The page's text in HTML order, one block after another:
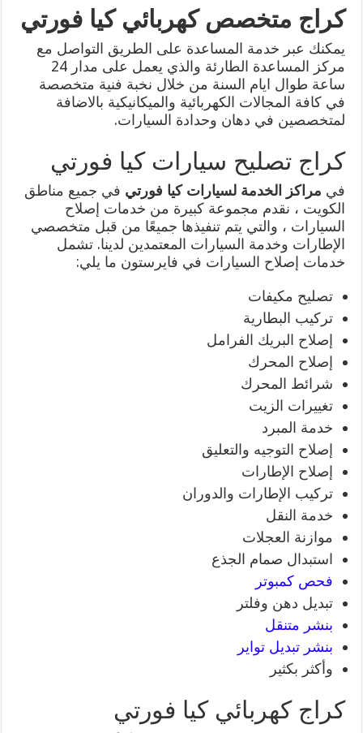
كراج متخصص كهربائي كيا فورتي
يمكنك عبر خدمة المساعدة على الطريق التواصل مع
مركز المساعدة الطارئة والذي يعمل على مدار 24
ساعة طوال ايام السنة من خلال نخبة فنية متخصصة
في كافة المجالات الكهربائية والميكانيكية بالاضافة
لمتخصصين في دهان وحدادة السيارات.
كراج تصليح سيارات كيا فورتي
في مراكز الخدمة لسيارات كيا فورتي في جميع مناطق
الكويت ، نقدم مجموعة كبيرة من خدمات إصلاح
السيارات ، والتي يتم تنفيذها جميعًا من قبل متخصصي
الإطارات وخدمة السيارات المعتمدين لدينا. تشمل
خدمات إصلاح السيارات في فايرستون ما يلي:
تصليح مكيفات
تركيب البطارية
إصلاح البريك الفرامل
إصلاح المحرك
شرائط المحرك
تغييرات الزيت
خدمة المبرد
إصلاح التوجيه والتعليق
إصلاح الإطارات
تركيب الإطارات والدوران
خدمة النقل
موازنة العجلات
استبدال صمام الجذع
فحص كمبوتر
تبديل دهن وفلتر
بنشر متنقل
بنشر تبديل تواير
وأكثر بكثير
كراج كهربائي كيا فورتي